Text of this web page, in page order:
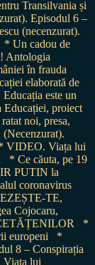
Transilvania și
Episodul 6 –
(necenzurat).
* Un cadou de
Antologia
în frauda
elaborată de
Educația este un
Educației, proiect
noi, presa,
VIDEO. Viața lui
* Ce căuta, pe 19
PUTIN la
coronavirus
TE,
Cojocaru,
*
europeni
*
8 – Conspirația
lui